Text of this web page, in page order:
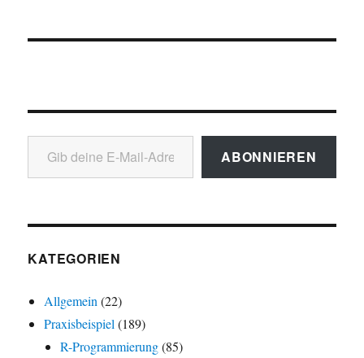
Gib deine E-Mail-Adresse ein ...
ABONNIEREN
KATEGORIEN
Allgemein (22)
Praxisbeispiel (189)
R-Programmierung(85)